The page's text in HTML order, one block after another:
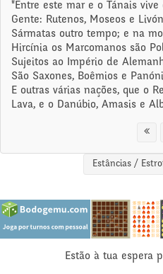
"Entre este mar e o Tánais vive
Gente: Rutenos, Moseos e
Sármatas outro tempo; e na
Hircínia os Marcomanos são
Sujeitos ao Império de
São Saxones, Boêmios e
E outras várias nações, que o
Lava, e o Danúbio, Amasis e
Estâncias /
Estão à tua espera